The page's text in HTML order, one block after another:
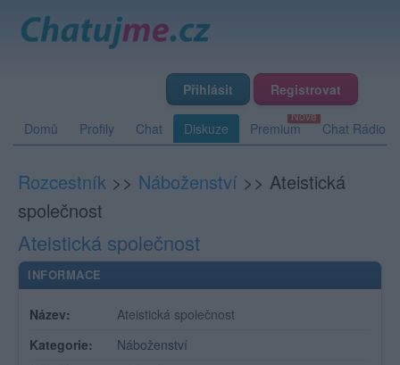
Přihlásit Registrovat
Domů Profily Chat Diskuze Premium Chat Rádio
Rozcestník >> Náboženství >> Ateistická
společnost
Ateistická společnost
INFORMACE
Název:
Ateistická společnost
Kategorie:
Náboženství